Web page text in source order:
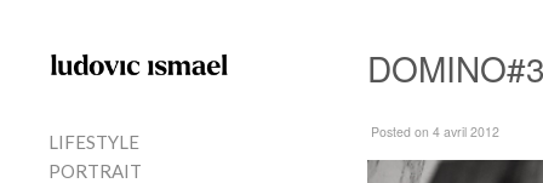
LIFESTYLE
PORTRAIT
Posted on 4 avril 2012